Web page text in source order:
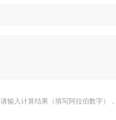
请输入计算结果（填写阿拉伯数字）